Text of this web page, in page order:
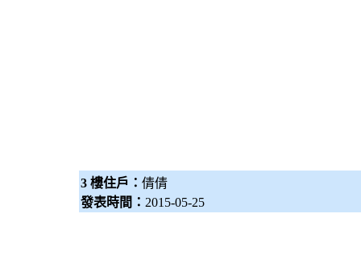
3 樓住戶： 倩倩
發表時間： 2015-05-25